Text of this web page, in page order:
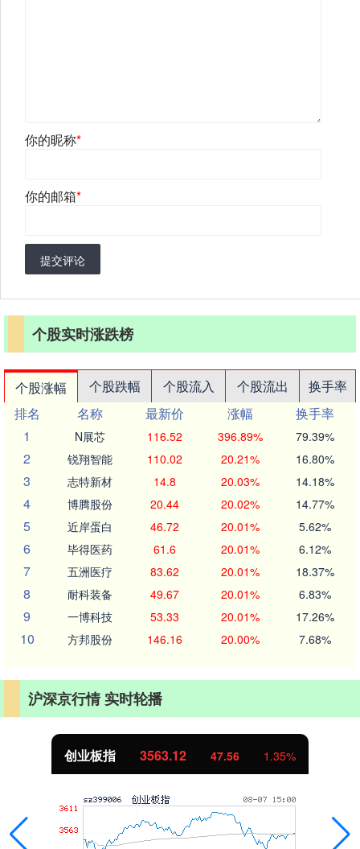
你的昵称*
你的邮箱*
提交评论
个股实时涨跌榜
个股涨幅 个股跌幅 个股流入 个股流出
换手率
排名
名称 最新价 涨幅
换手率
1
N展芯 116.52 396.89% 79.39%
2 锐翔智能 110.02 20.21% 16.80%
3 志特新材 14.8 20.03% 14.18%
4 博腾股份 20.44 20.02% 14.77%
5 近岸蛋白 46.72 20.01% 5.62%
6 毕得医药 61.6 20.01% 6.12%
7 五洲医疗 83.62 20.01% 18.37%
8 耐科装备 49.67 20.01% 6.83%
9 一博科技 53.33 20.01% 17.26%
10 方邦股份 146.16 20.00% 7.68%
沪深京行情 实时轮播
创业板指 3563.12 47.56 1.35%